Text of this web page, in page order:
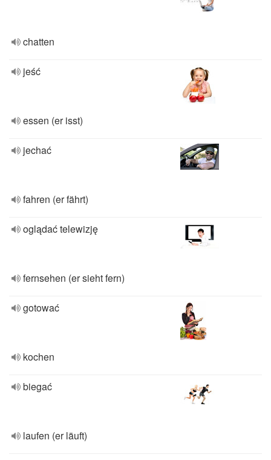
chatten
jeść
essen (er isst)
jechać
fahren (er fährt)
oglądać telewizję
fernsehen (er sieht fern)
gotować
kochen
biegać
laufen (er läuft)